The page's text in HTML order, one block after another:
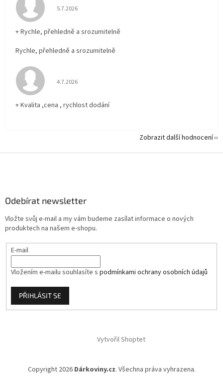
Hodnocení obchodu je 5 z 5 hvězdiček.
5.7.2026
+ Rychle, přehledně a srozumitelně
Rychle, přehledně a srozumitelně
Hodnocení obchodu je 5 z 5 hvězdiček.
4.7.2026
+ Kvalita ,cena , rychlost dodání
Zobrazit další hodnocení
Odebírat newsletter
Vložte svůj e-mail a my vám budeme zasílat informace o nových
produktech na našem e-shopu.
E-mail
Vložením e-mailu souhlasíte s podmínkami ochrany osobních údajů
PŘIHLÁSIT SE
Vytvořil Shoptet
Copyright 2026 Dárkoviny.cz. Všechna práva vyhrazena.